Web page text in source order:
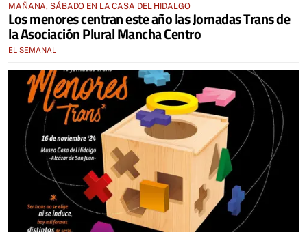
MAÑANA, SÁBADO EN LA CASA DEL HIDALGO
Los menores centran este año las Jornadas Trans de
la Asociación Plural Mancha Centro
EL SEMANAL